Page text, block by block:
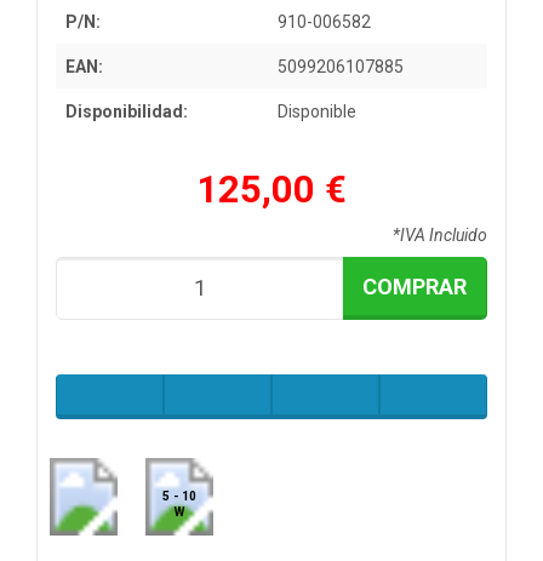
P/N: 910-006582
EAN: 5099206107885
Disponibilidad: Disponible
125,00 €
*IVA Incluido
COMPRAR
5 - 10
W